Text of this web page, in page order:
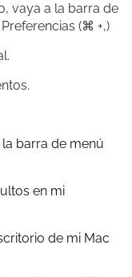
vaya a la barra de
(⌘ +,)
barra de menú
en mi
de mi Mac